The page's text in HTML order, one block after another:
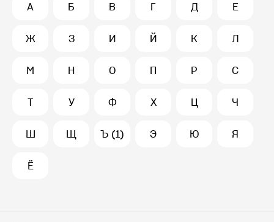
А Б В Г Д Е
Ж З И Й К Л
М Н О П Р С
Т У Ф Х Ц Ч
Ш Щ Ъ (1) Э Ю Я
Ё